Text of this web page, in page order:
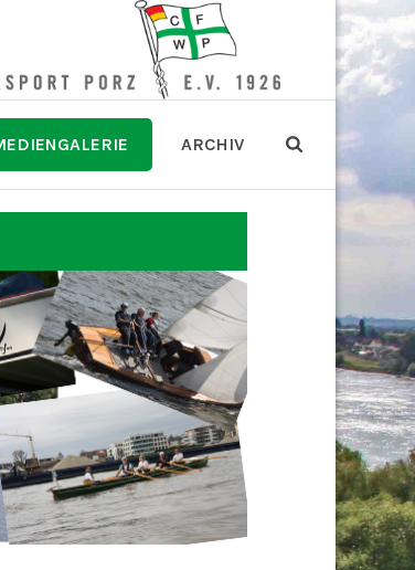
ARCHIV